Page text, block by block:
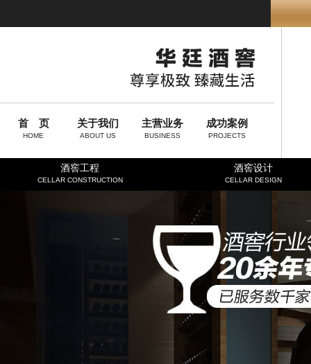
首 页
HOME
关于我们
ABOUT US
主营业务
BUSINESS
成功案例
PROJECTS
酒窖工程
CELLAR CONSTRUCTION
酒窖设计
CELLAR DESIGN